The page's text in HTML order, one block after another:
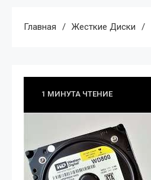
Главная Жесткие Диски
1 МИНУТА ЧТЕНИЕ